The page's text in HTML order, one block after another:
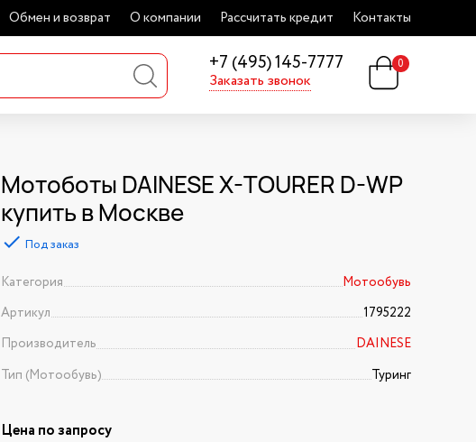
Обмен и возврат О компании Рассчитать кредит Контакты
+7 (495) 145-7777
Заказать звонок
0
Мотоботы DAINESE X-TOURER D-WP
купить в Москве
Под заказ
Категория
Мотообувь
Артикул
1795222
Производитель
DAINESE
Тип (Мотообувь)
Туринг
Цена по запросу